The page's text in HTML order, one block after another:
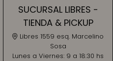
SUCURSAL LIBRES -
TIENDA & PICKUP
Libres 1559 esq. Marcelino
Sosa
Lunes a Viernes: 9 a 18:30 hs